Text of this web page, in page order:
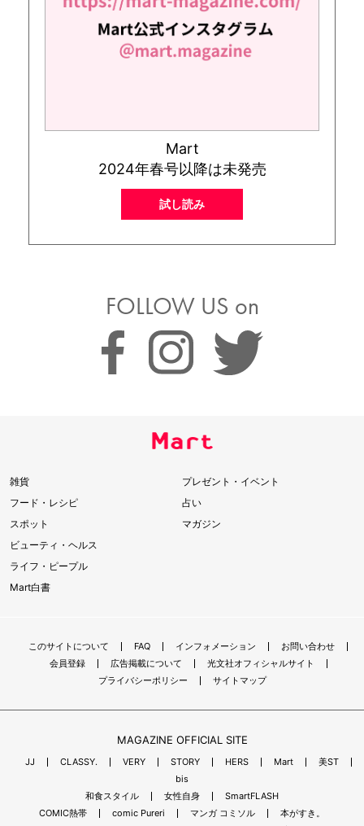
Mart
2024年春号以降は未発売
試し読み
FOLLOW US on
雑貨
フード・レシピ
スポット
ビューティ・ヘルス
ライフ・ピープル
Mart白書
プレゼント・イベント
占い
マガジン
このサイトについて FAQ インフォメーション
お問い合わせ
会員登録
広告掲載について
光文社オフィシャルサイト
プライバシーポリシー
サイトマップ
MAGAZINE OFFICIAL SITE
JJ CLASSY. VERY STORY HERS Mart
美ST
bis
和食スタイル
女性自身
SmartFLASH
COMIC熱帯
comic Pureri マンガ コミソル
本がすき。